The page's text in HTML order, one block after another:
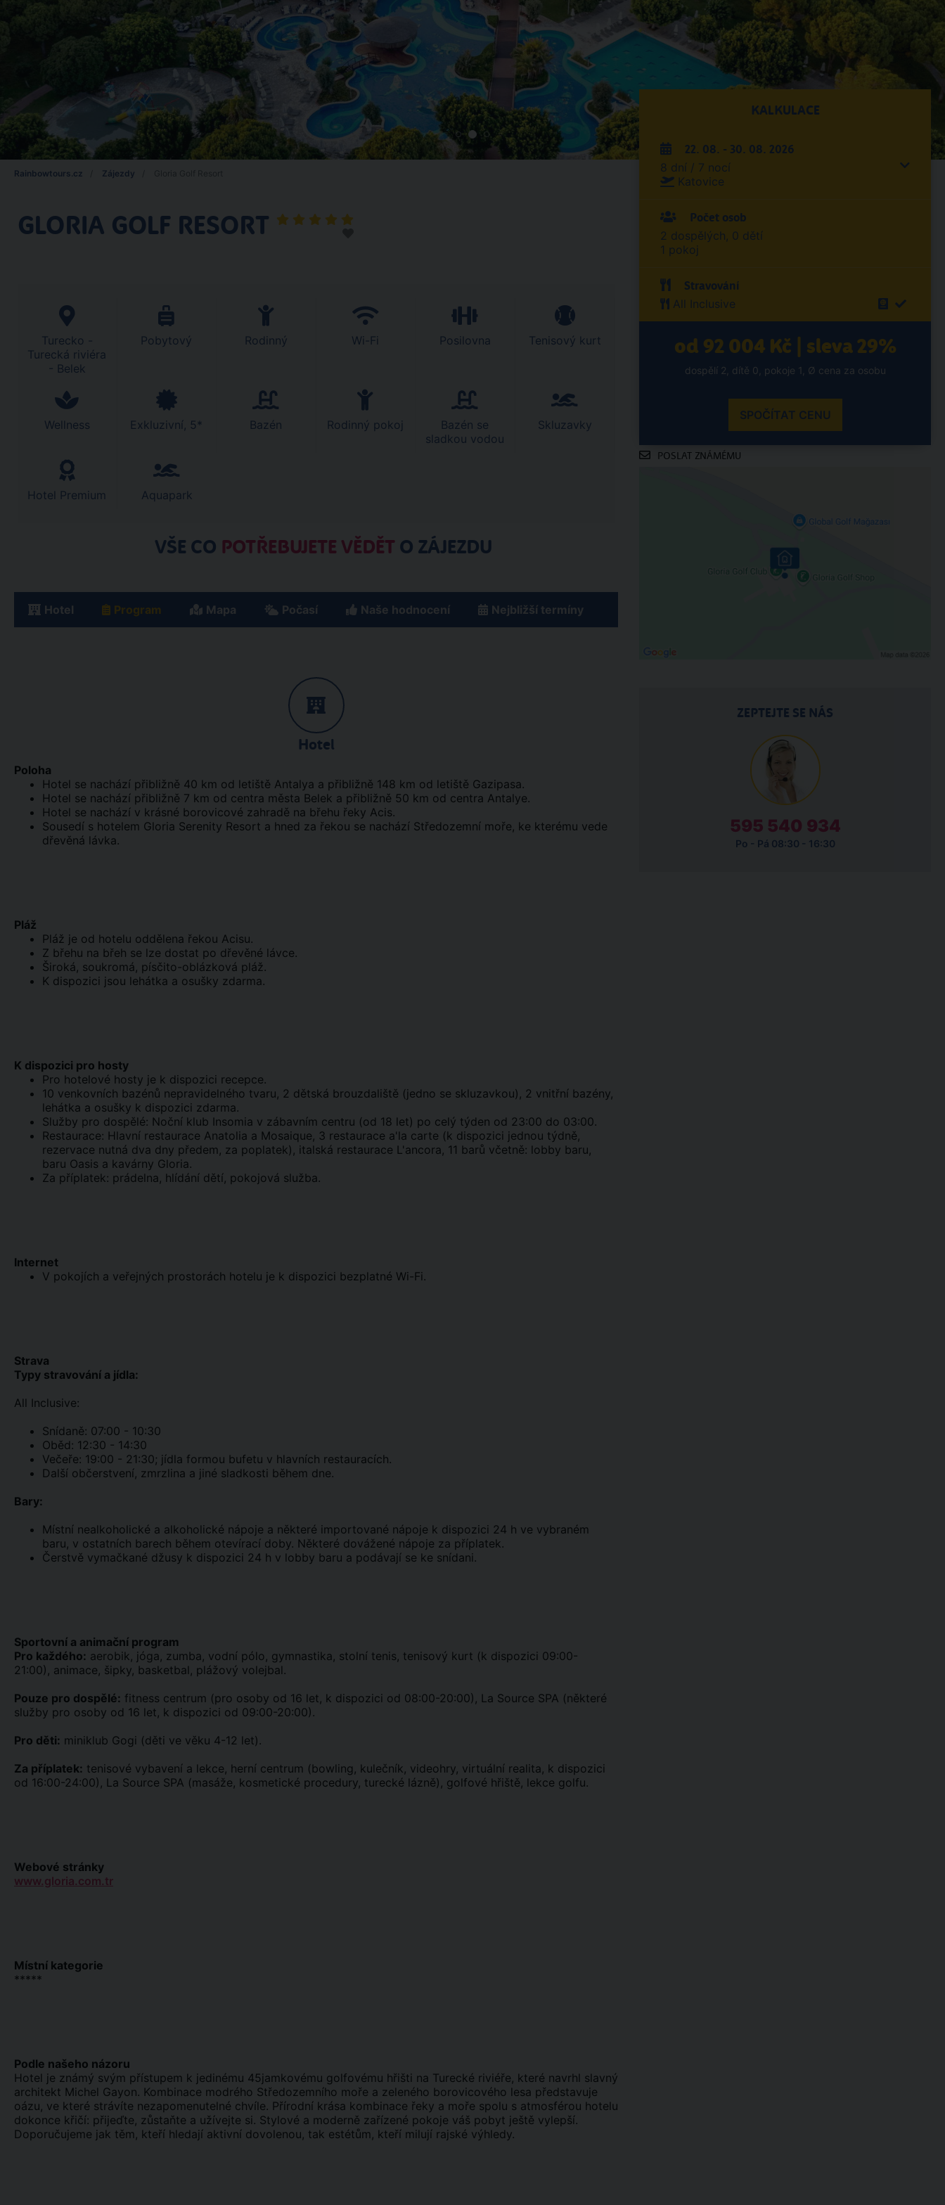
Rainbowtours.cz Zájezdy
GLORIA GOLF RESORT
Turecko -
Turecká riviéra
- Belek
Pobytový Rodinný Wi-Fi Posilovna Tenisový kurt
Wellness Exkluzivní, 5* Bazén Rodinný pokoj
Bazén se
sladkou vodou
Skluzavky
Hotel Premium Aquapark
VŠE CO POTŘEBUJETE VĚDĚT O ZÁJEZDU
Hotel Program Mapa Počasí Naše hodnocení Nejbližší termíny
Hotel
Poloha
Hotel se nachází přibližně 40 km od letiště Antalya a přibližně 148 km od letiště Gazipasa.
Hotel se nachází přibližně 7 km od centra města Belek a přibližně 50 km od centra Antalye.
Hotel se nachází v krásné borovicové zahradě na břehu řeky Acis.
Sousedí s hotelem Gloria Serenity Resort a hned za řekou se nachází Středozemní moře, ke kterému vede
dřevěná lávka.
Pláž
Pláž je od hotelu oddělena řekou Acisu.
Z břehu na břeh se lze dostat po dřevěné lávce.
Široká, soukromá, písčito-oblázková pláž.
K dispozici jsou lehátka a osušky zdarma.
K dispozici pro hosty
Pro hotelové hosty je k dispozici recepce.
10 venkovních bazénů nepravidelného tvaru, 2 dětská brouzdaliště (jedno se skluzavkou), 2 vnitřní bazény,
lehátka a osušky k dispozici zdarma.
Služby pro dospělé: Noční klub Insomia v zábavním centru (od 18 let) po celý týden od 23:00 do 03:00.
Restaurace: Hlavní restaurace Anatolia a Mosaique, 3 restaurace a'la carte (k dispozici jednou týdně,
rezervace nutná dva dny předem, za poplatek), italská restaurace L'ancora, 11 barů včetně: lobby baru,
baru Oasis a kavárny Gloria.
Za příplatek: prádelna, hlídání dětí, pokojová služba.
Internet
V pokojích a veřejných prostorách hotelu je k dispozici bezplatné Wi-Fi.
Strava
Typy stravování a jídla:
All Inclusive:
Snídaně: 07:00 - 10:30
Oběd: 12:30 - 14:30
Večeře: 19:00 - 21:30; jídla formou bufetu v hlavních restauracích.
Další občerstvení, zmrzlina a jiné sladkosti během dne.
Bary:
Místní nealkoholické a alkoholické nápoje a některé importované nápoje k dispozici 24 h ve vybraném
baru, v ostatních barech během otevírací doby. Některé dovážené nápoje za příplatek.
Čerstvě vymačkané džusy k dispozici 24 h v lobby baru a podávají se ke snídani.
Sportovní a animační program
Pro každého: aerobik, jóga, zumba, vodní pólo, gymnastika, stolní tenis, tenisový kurt (k dispozici 09:00-
21:00), animace, šipky, basketbal, plážový volejbal.
Pouze pro dospělé: fitness centrum (pro osoby od 16 let, k dispozici od 08:00-20:00), La Source SPA (některé
služby pro osoby od 16 let, k dispozici od 09:00-20:00).
Pro děti: miniklub Gogi (děti ve věku 4-12 let).
Za příplatek: tenisové vybavení a lekce, herní centrum (bowling, kulečník, videohry, virtuální realita, k dispozici
od 16:00-24:00), La Source SPA (masáže, kosmetické procedury, turecké lázně), golfové hřiště, lekce golfu.
Webové stránky
www.gloria.com.tr
Místní kategorie
*****
Podle našeho názoru
Hotel je známý svým přístupem k jedinému 45jamkovému golfovému hřišti na Turecké riviéře, které navrhl slavný
architekt Michel Gayon. Kombinace modrého Středozemního moře a zeleného borovicového lesa představuje
oázu, ve které strávíte nezapomenutelné chvíle. Přírodní krása kombinace řeky a moře spolu s atmosférou hotelu
dokonce křičí: přijeďte, zůstaňte a užívejte si. Stylové a moderně zařízené pokoje váš pobyt ještě vylepší.
Doporučujeme jak těm, kteří hledají aktivní dovolenou, tak estétům, kteří milují rajské výhledy.
KALKULACE
22. 08. - 30. 08. 2026
8 dní / 7 nocí
Katovice
Počet osob
2 dospělých, 0 dětí
1 pokoj
Stravování
All Inclusive
od 92 004 Kč | sleva 29%
dospělí 2, dítě 0, pokoje 1, Ø cena za osobu
SPOČÍTAT CENU
POSLAT ZNÁMÉMU
ZEPTEJTE SE NÁS
595 540 934
Po - Pá 08:30 - 16:30